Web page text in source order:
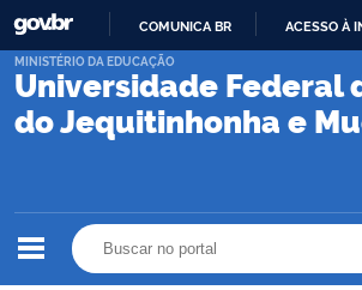
PARA
CONTEÚDO
COMUNICA BR ACESSO À
Universidade Federal
do Jequitinhonha e
MINISTÉRIO DA EDUCAÇÃO